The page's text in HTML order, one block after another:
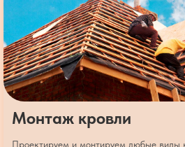
Монтаж кровли
Проектируем и монтируем любые виды